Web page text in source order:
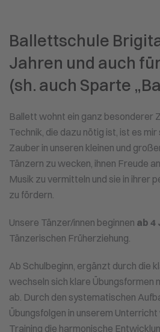
Ballettschule
Jahren und auch
(sh. auch Sparte
Ballett wohnt ein ganz besonderer
Technik, die dazu nötig ist, ist es
Zauber in unseren kleinen und
Tänzern zu wecken, ihnen Freude
Musik zu vermitteln und sie in ihrer
zu fördern.
Unsere Tänzer/innen beginnen ab 4
Tänzerischen Früherziehung.
Ab Schulbeginn, ergänzt durch die
wechseln sich klare Übungsformen
ab. Durch den systematischen
Übungsfolgen in unserem
Training die harmonische